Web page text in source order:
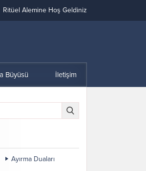
Ritüel Alemine Hoş Geldiniz
Büyüsü İletişim
Ayırma Duaları